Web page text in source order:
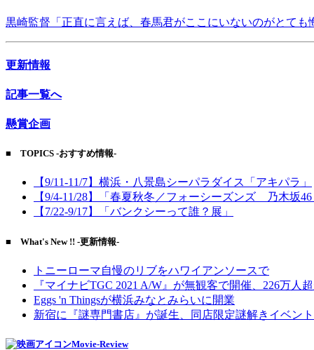
黒崎監督「正直に言えば、春馬君がここにいないのがとても
更新情報
記事一覧へ
懸賞企画
■ TOPICS -おすすめ情報-
【9/11-11/7】横浜・八景島シーパラダイス「アキパラ」
【9/4-11/28】「春夏秋冬／フォーシーズンズ 乃木坂46
【7/22-9/17】「バンクシーって誰？展」
■ What's New !! -更新情報-
トニーローマ自慢のリブをハワイアンソースで
『マイナビTGC 2021 A/W』が無観客で開催、226万人
Eggs 'n Thingsが横浜みなとみらいに開業
新宿に『謎専門書店』が誕生、同店限定謎解きイベン
Movie-Review